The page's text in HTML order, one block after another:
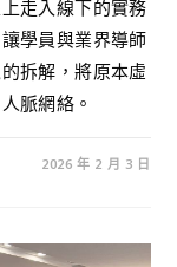
走入線下的實務
學員與業界導師
拆解，將原本虛
脈網絡。
2026 年 2 月 3 日